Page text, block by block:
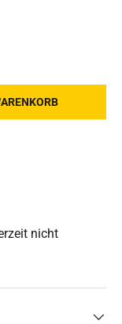
nicht